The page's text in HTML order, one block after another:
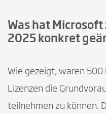
Was hat Microsoft
2025 konkret
Wie gezeigt, waren
Lizenzen die
teilnehmen zu können.